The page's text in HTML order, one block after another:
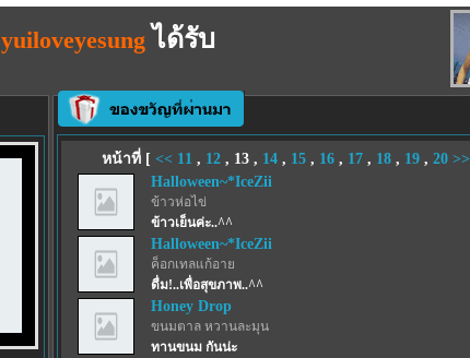
yuiloveyesung ได้รับ
หน้าที่ [ << 11 , 12, 13, 14, 15, 16, 17, 18, 19, 20 >>
Halloween~*IceZii
ข้าวห่อไข่
ข้าวเย็นค่ะ..^^
Halloween~*IceZii
ค็อกเทลแก้อาย
ดื่ม!..เพื่อสุขภาพ..^^
Honey Drop
ขนมตาล หวานละมุน
ทานขนม กันน่ะ